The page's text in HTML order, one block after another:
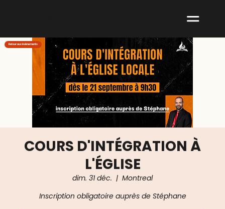
COURS D'INTÉGRATION À
L'ÉGLISE
dim. 31 déc.
  |
Montreal
Inscription obligatoire auprès de Stéphane
Retour aux événements